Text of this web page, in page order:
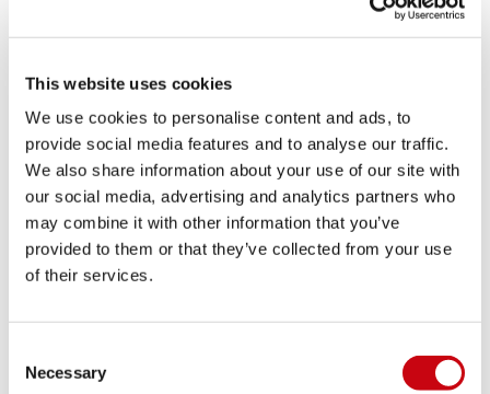
This website uses cookies
We use cookies to personalise content and ads, to
provide social media features and to analyse our traffic.
We also share information about your use of our site with
our social media, advertising and analytics partners who
may combine it with other information that you’ve
provided to them or that they’ve collected from your use
of their services.
Selection
Necessary
TEILE DEINE #JOBEMOMENTS
LIFESTYLE-AUFNAHMEN